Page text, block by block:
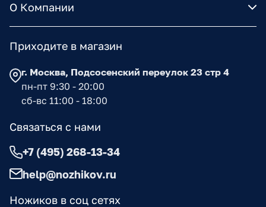
О Компании
Ножиков в соц сетях
Приходите в магазин
г. Москва, Подсосенский переулок 23 стр 4
пн-пт 9:30 - 20:00
сб-вс 11:00 - 18:00
Связаться с нами
+7 (495) 268-13-34
help@nozhikov.ru